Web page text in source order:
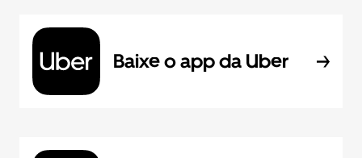
Baixe o app da Uber